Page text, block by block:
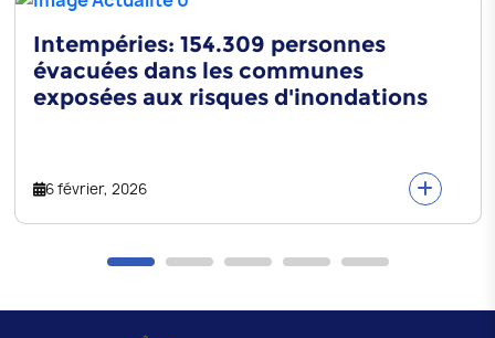
Intempéries: 154.309 personnes
évacuées dans les communes
exposées aux risques d'inondations
6 février, 2026